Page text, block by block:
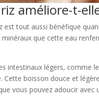
améliore-t-
tout aussi bénéfique
que cette eau
intestinaux légers, comme
boisson douce et
vous pouvez adoucir avec